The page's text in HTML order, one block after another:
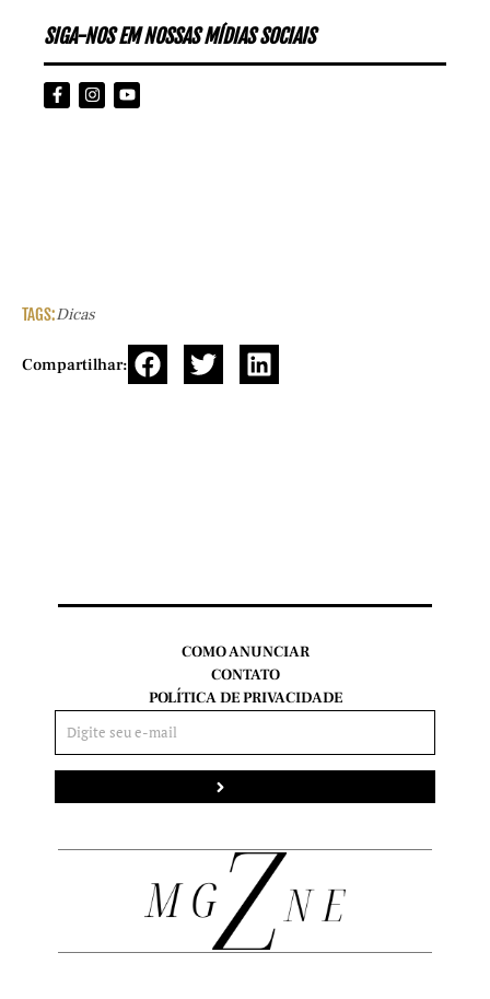
SIGA-NOS EM NOSSAS MÍDIAS SOCIAIS
TAGS:Dicas
Compartilhar:
COMO ANUNCIAR
CONTATO
POLÍTICA DE PRIVACIDADE